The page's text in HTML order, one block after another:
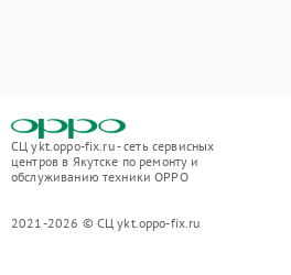
СЦ ykt.oppo-fix.ru - сеть сервисных
центров в Якутске по ремонту и
обслуживанию техники OPPO
2021-2026 © СЦ ykt.oppo-fix.ru